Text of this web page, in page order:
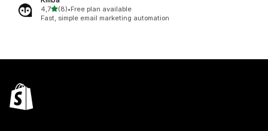
4,7ud af 5 stjerner
(8)
8 anmeldelser i alt
•Free plan available
Fast, simple email marketing automation